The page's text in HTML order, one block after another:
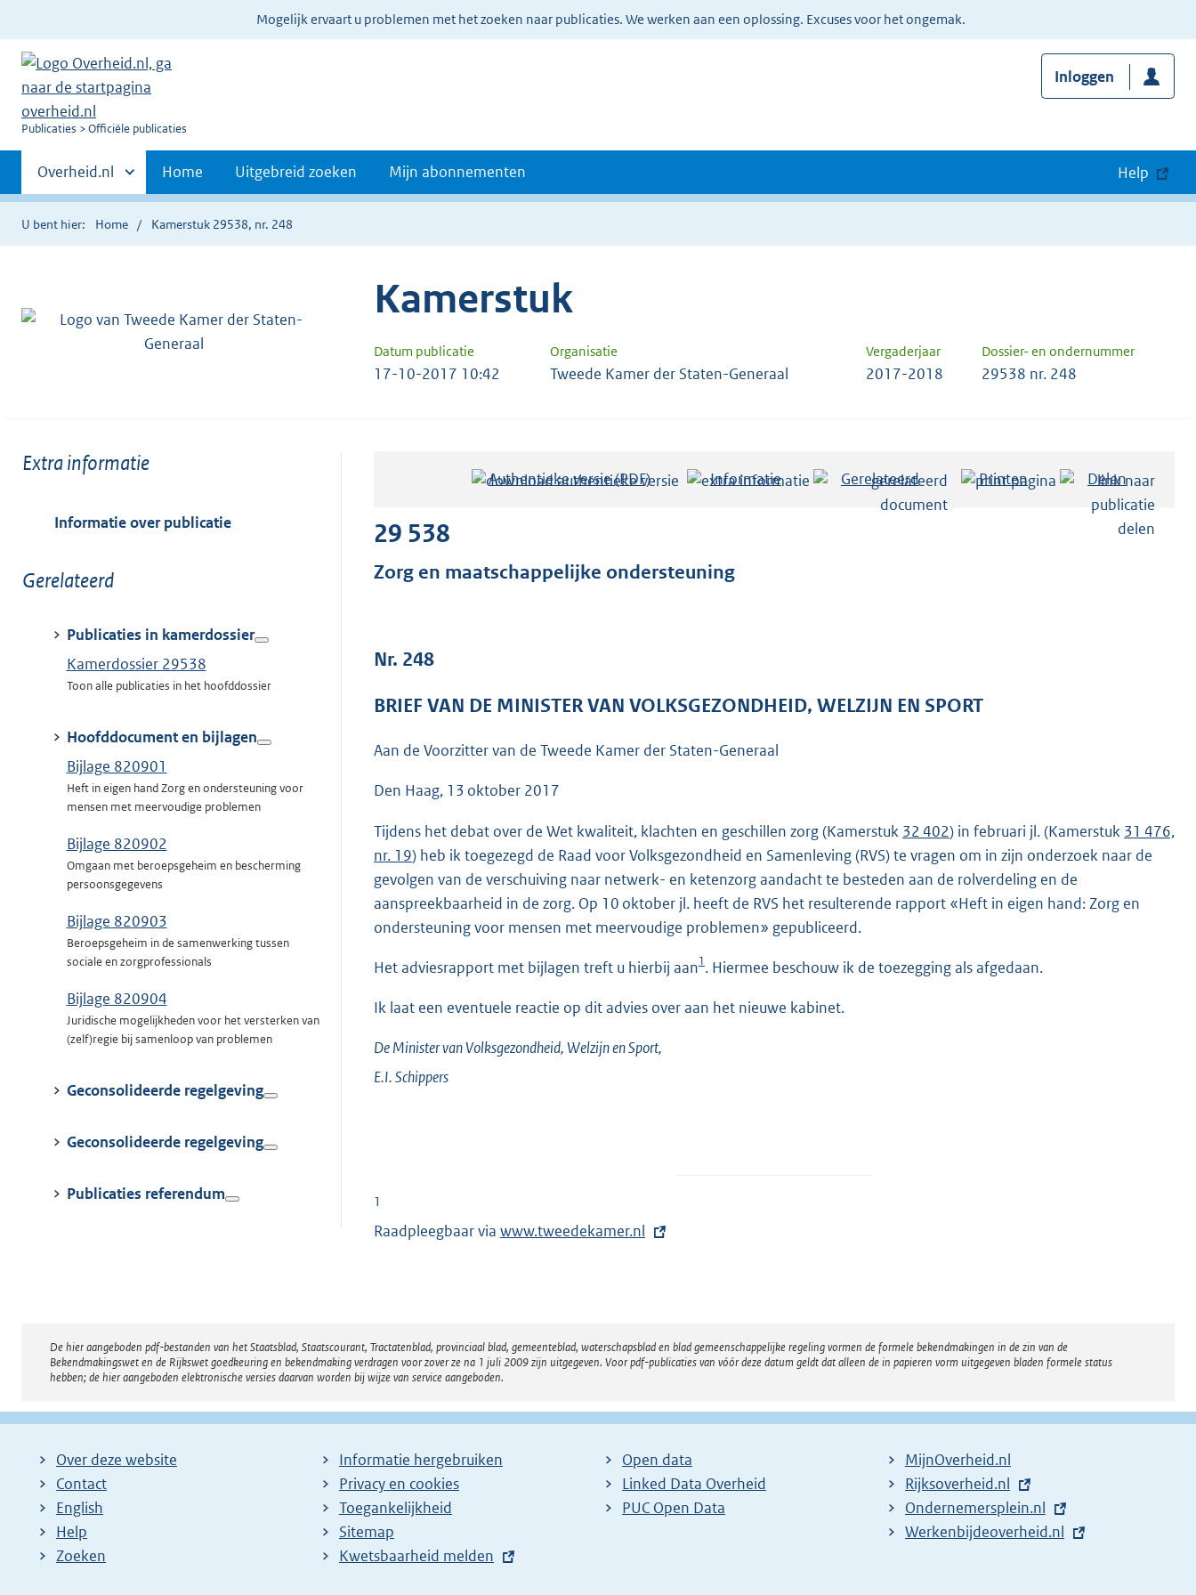
informatie:
Mogelijk ervaart u problemen met het zoeken naar publicaties. We werken aan een oplossing. Excuses voor het ongemak.
U
Publicaties Officiële publicaties
Inloggen
Primaire
navigatie
Andere
sites
binnen
Overheid.nl Home Uitgebreid zoeken Mijn abonnementen Help
U bent hier: Home Kamerstuk 29538, nr. 248
Kamerstuk
Datum publicatie Organisatie Vergaderjaar Dossier- en ondernummer
17-10-2017 10:42 Tweede Kamer der Staten-Generaal 2017-2018 29538 nr. 248
Toon
Extra informatie
Informatie over publicatie
Toon
Gerelateerd
Publicaties in kamerdossier
Kamerdossier 29538
Toon alle publicaties in het hoofddossier
Hoofddocument en bijlagen
Bijlage 820901
Heft in eigen hand Zorg en ondersteuning voor
mensen met meervoudige problemen
Bijlage 820902
Omgaan met beroepsgeheim en bescherming
persoonsgegevens
Bijlage 820903
Beroepsgeheim in de samenwerking tussen
sociale en zorgprofessionals
Bijlage 820904
Juridische mogelijkheden voor het versterken van
(zelf)regie bij samenloop van problemen
Geconsolideerde regelgeving
Geconsolideerde regelgeving
Publicaties referendum
Authentieke versie (PDF)b
a
r
o
o
:
3
7
K
b
Informatie Gerelateerd Printen Delen
29 538
Zorg en maatschappelijke ondersteuning
Nr. 248
BRIEF VAN DE MINISTER VAN VOLKSGEZONDHEID, WELZIJN EN SPORT
Aan de Voorzitter van de Tweede Kamer der Staten-Generaal
Den Haag, 13 oktober 2017
Tijdens het debat over de Wet kwaliteit, klachten en geschillen zorg (Kamerstuk 32 402) in februari jl. (Kamerstuk 31 476,
nr. 19) heb ik toegezegd de Raad voor Volksgezondheid en Samenleving (RVS) te vragen om in zijn onderzoek naar de
gevolgen van de verschuiving naar netwerk- en ketenzorg aandacht te besteden aan de rolverdeling en de
aanspreekbaarheid in de zorg. Op 10 oktober jl. heeft de RVS het resulterende rapport «Heft in eigen hand: Zorg en
ondersteuning voor mensen met meervoudige problemen» gepubliceerd.
Het adviesrapport met bijlagen treft u hierbij aan1. Hiermee beschouw ik de toezegging als afgedaan.
Ik laat een eventuele reactie op dit advies over aan het nieuwe kabinet.
De Minister van Volksgezondheid, Welzijn en Sport,
E.I.Schippers
1
Raadpleegbaar via E
n
e
i
k
www.tweedekamer.nl
Disclaimer
De hier aangeboden pdf-bestanden van het Staatsblad, Staatscourant, Tractatenblad, provinciaal blad, gemeenteblad, waterschapsblad en blad gemeenschappelijke regeling vormen de formele bekendmakingen in de zin van de
Bekendmakingswet en de Rijkswet goedkeuring en bekendmaking verdragen voor zover ze na 1 juli 2009 zijn uitgegeven. Voor pdf-publicaties van vóór deze datum geldt dat alleen de in papieren vorm uitgegeven bladen formele status
hebben; de hier aangeboden elektronische versies daarvan worden bij wijze van service aangeboden.
Over deze website
Contact
English
Help
Zoeken
Informatie hergebruiken
Privacy en cookies
Toegankelijkheid
Sitemap
E
Kwetsbaarheid melden
Open data
Linked Data Overheid
PUC Open Data
MijnOverheid.nl
E
x
t
Rijksoverheid.nl
E
x
Ondernemersplein.nl
E
Werkenbijdeoverheid.nl